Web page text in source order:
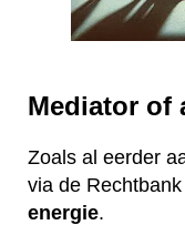
Mediator of
Zoals al eerder
via de
energie.